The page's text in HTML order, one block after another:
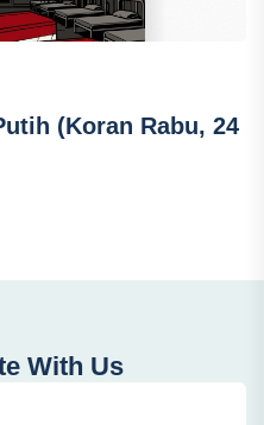
(Koran Rabu, 24
With Us